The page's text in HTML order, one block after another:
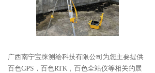
广西南宁宝徕测绘科技有限公司为您主要提供
百色GPS ，百色RTK，百色全站仪等相关的展